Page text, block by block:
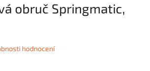
obruč Springmatic,
hodnocení